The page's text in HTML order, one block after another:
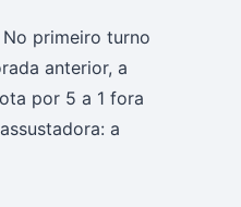
primeiro turno
anterior, a
por 5 a 1 fora
a